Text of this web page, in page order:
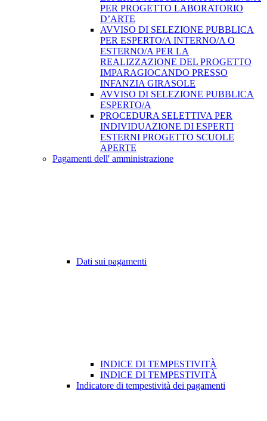
PER PROGETTO LABORATORIO
D’ARTE
AVVISO DI SELEZIONE PUBBLICA
PER ESPERTO/A INTERNO/A O
ESTERNO/A PER LA
REALIZZAZIONE DEL PROGETTO
IMPARAGIOCANDO PRESSO
INFANZIA GIRASOLE
AVVISO DI SELEZIONE PUBBLICA
ESPERTO/A
PROCEDURA SELETTIVA PER
INDIVIDUAZIONE DI ESPERTI
ESTERNI PROGETTO SCUOLE
APERTE
Pagamenti dell' amministrazione
Dati sui pagamenti
INDICE DI TEMPESTIVITÀ
INDICE DI TEMPESTIVITÀ
Indicatore di tempestività dei pagamenti